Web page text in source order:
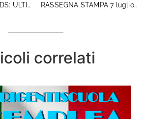
FORMAZIONE NEO DS: ULTIMA CHIAMATA! RASSEGNA STAMPA 7 luglio 2024
correlati